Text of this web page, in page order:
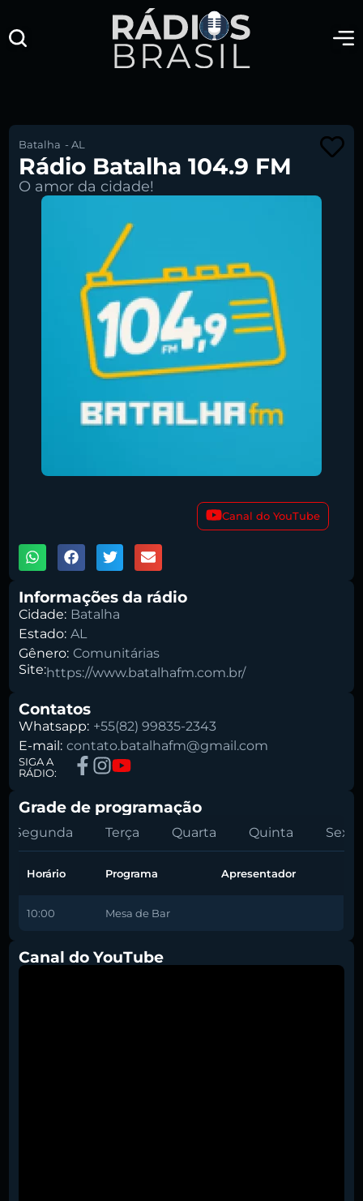
Buscar rádio
Batalha -AL
Rádio Batalha 104.9 FM
O amor da cidade!
Canal do YouTube
Informações da rádio
Cidade: Batalha
Estado: AL
Gênero: Comunitárias
Site:https://www.batalhafm.com.br/
Contatos
Whatsapp: +55(82) 99835-2343
E-mail: contato.batalhafm@gmail.com
SIGA A
RÁDIO:
Grade de programação
Segunda Terça Quarta Quinta Sexta
Horário Programa Apresentador
10:00 Mesa de Bar
Canal do YouTube